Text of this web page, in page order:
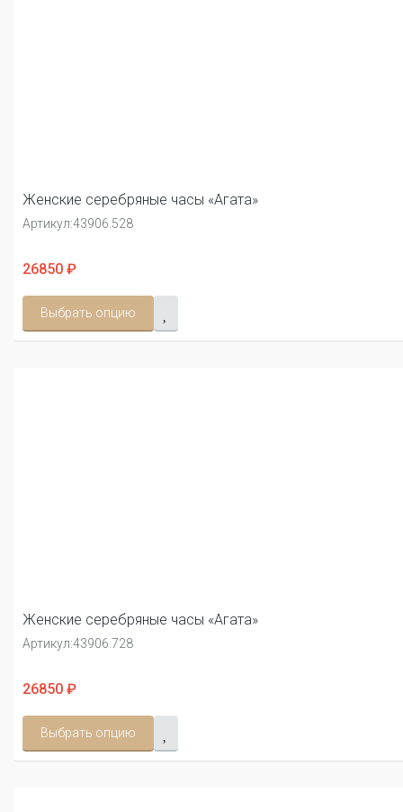
Женские серебряные часы «Агата»
Артикул:43906.528
26850 ₽
Выбрать опцию
Женские серебряные часы «Агата»
Артикул:43906.728
26850 ₽
Выбрать опцию